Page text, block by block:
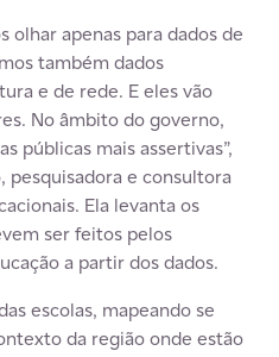
olhar apenas para dados de
também dados
e de rede. E eles vão
No âmbito do governo,
públicas mais assertivas”,
pesquisadora e consultora
Ela levanta os
ser feitos pelos
a partir dos dados.
escolas, mapeando se
da região onde estão